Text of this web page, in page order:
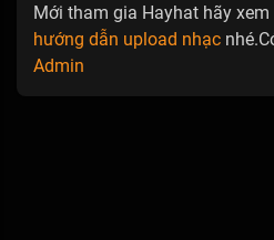
Mới tham gia Hayhat hãy xem
hướng dẫn upload nhạc
Admin